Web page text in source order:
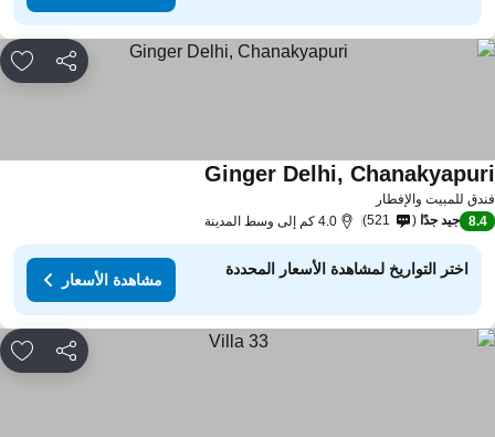
مشاركة
للمبيت والإفطار
Ginger Delhi,مشاهدة الأسعار
8.4 جيد جدًا 521 4.0 كم إلى وسط المدينة
اختر التواريخ لمشاهدة الأسعار المحددة
مشاهدة الأسعار
مشاركة